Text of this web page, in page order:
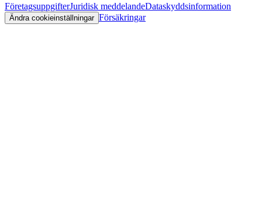
FöretagsuppgifterJuridisk meddelandeDataskyddsinformation
Ändra cookieinställningar Försäkringar